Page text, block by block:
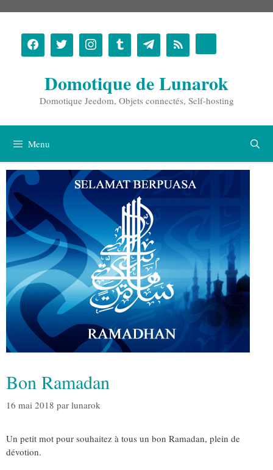
contenu
Domotique de Lunarok
Domotique Jeedom, Objets connectés, Self-hosting
Menu
Bon Ramadan
16 mai 2018 par lunarok
Un petit mot pour souhaitez à tous un bon Ramadan, plein de
dévotion.